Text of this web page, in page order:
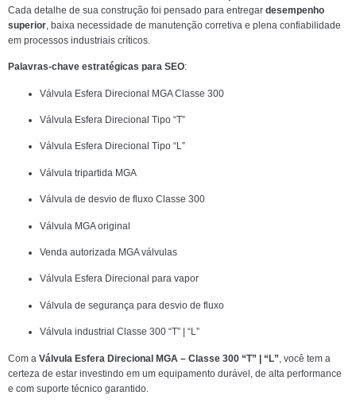
Cada detalhe de sua construção foi pensado para entregar desempenho
superior, baixa necessidade de manutenção corretiva e plena confiabilidade
em processos industriais críticos.
Palavras-chave estratégicas para SEO:
Válvula Esfera Direcional MGA Classe 300
Válvula Esfera Direcional Tipo “T”
Válvula Esfera Direcional Tipo “L”
Válvula tripartida MGA
Válvula de desvio de fluxo Classe 300
Válvula MGA original
Venda autorizada MGA válvulas
Válvula Esfera Direcional para vapor
Válvula de segurança para desvio de fluxo
Válvula industrial Classe 300 “T” | “L”
Com a Válvula Esfera Direcional MGA – Classe 300 “T” | “L” , você tem a
certeza de estar investindo em um equipamento durável, de alta performance
e com suporte técnico garantido.